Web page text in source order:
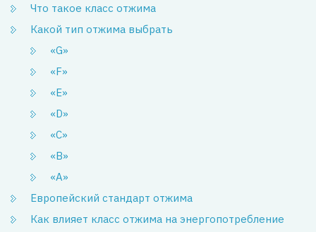
Что такое класс отжима
Какой тип отжима выбрать
«G»
«F»
«E»
«D»
«C»
«B»
«A»
Европейский стандарт отжима
Как влияет класс отжима на энергопотребление